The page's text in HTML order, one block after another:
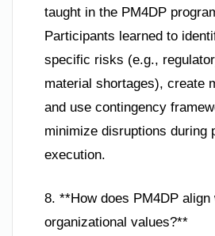
taught in the PM4DP
Participants learned to
specific risks (e.g.,
material shortages), create
and use contingency
minimize disruptions during
execution.
8. **How does PM4DP align
organizational values?**